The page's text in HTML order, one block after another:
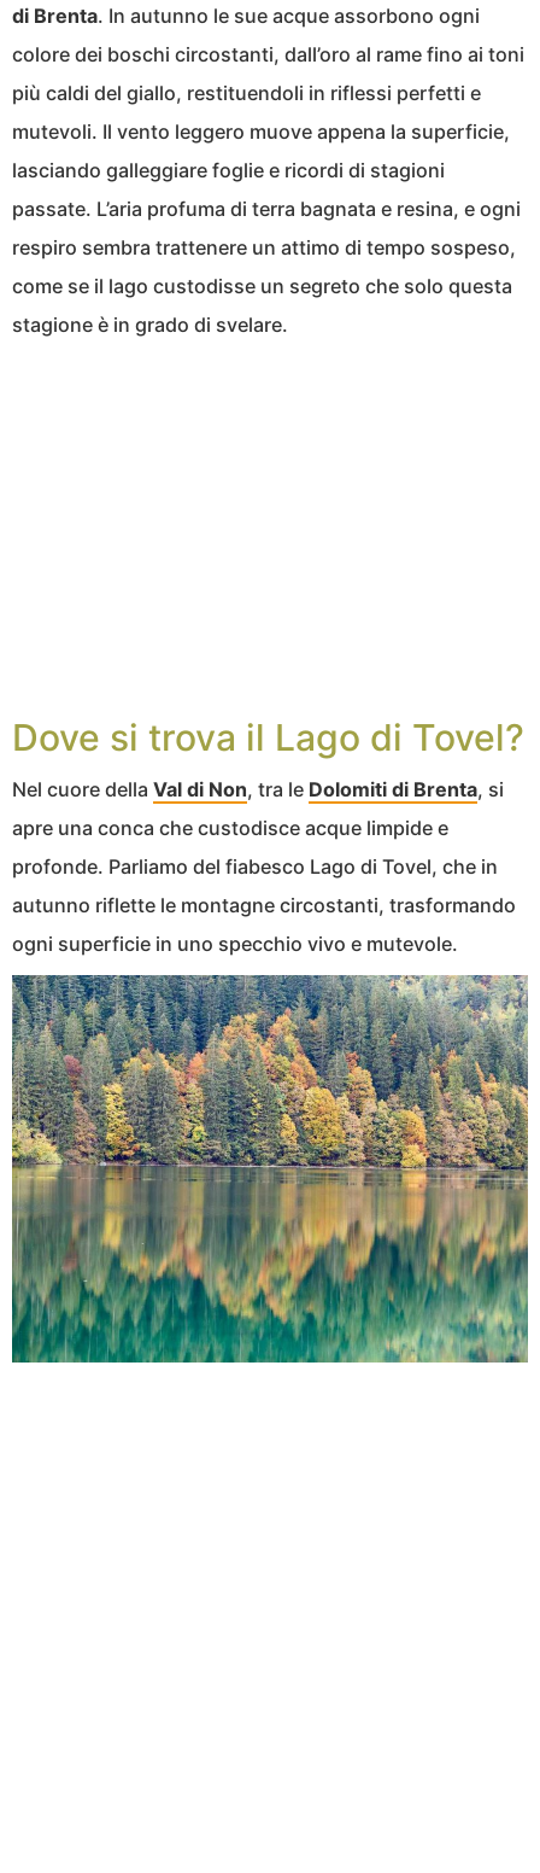
di Brenta. In autunno le sue acque assorbono ogni
colore dei boschi circostanti, dall’oro al rame fino ai toni
più caldi del giallo, restituendoli in riflessi perfetti e
mutevoli. Il vento leggero muove appena la superficie,
lasciando galleggiare foglie e ricordi di stagioni
passate. L’aria profuma di terra bagnata e resina, e ogni
respiro sembra trattenere un attimo di tempo sospeso,
come se il lago custodisse un segreto che solo questa
stagione è in grado di svelare.
Dove si trova il Lago di Tovel?
Nel cuore della Val di Non, tra le Dolomiti di Brenta, si
apre una conca che custodisce acque limpide e
profonde. Parliamo del fiabesco Lago di Tovel, che in
autunno riflette le montagne circostanti, trasformando
ogni superficie in uno specchio vivo e mutevole.